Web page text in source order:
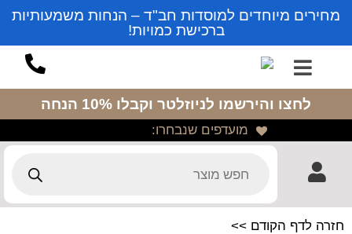
מחירים מיוחדים למוסדות חב"ד – הנחות משמעותיות
ברכישת כמויות!
לחצו והירשמו לניוזלטר וקבלו 10% הנחה
מועדפים שנבחרו:
חזרה לדף הקודם >>